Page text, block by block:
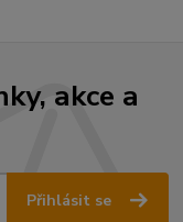
akce a
Přihlásit se